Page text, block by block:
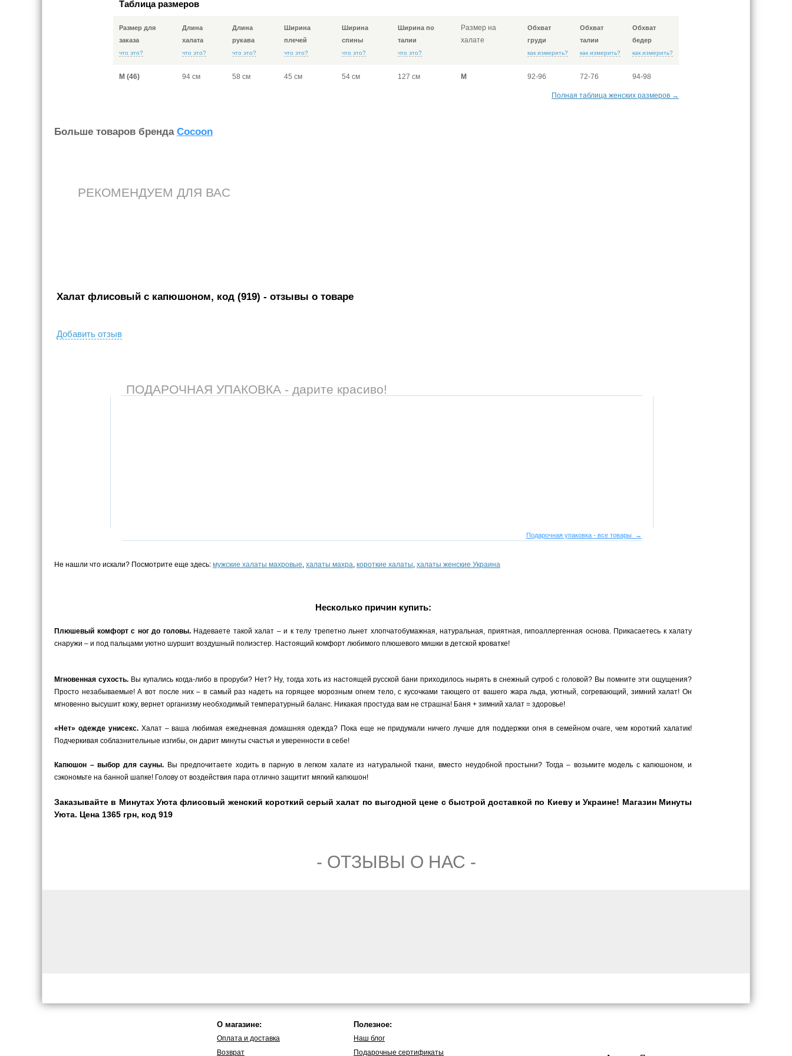
Таблица размеров
Размер для
заказа
что это?
Длина
халата
что это?
Длина
рукава
что это?
Ширина
плечей
что это?
Ширина
спины
что это?
Ширина по
талии
что это?
Размер на
халате
Обхват
груди
как измерить?
Обхват
талии
как измерить?
Обхват
бедер
как измерить?
M (46) 94 см 58 см 45 см 54 см 127 см M 92-96 72-76 94-98
Полная таблица женских размеров →
Больше товаров бренда Cocoon
РЕКОМЕНДУЕМ ДЛЯ ВАС
Халат флисовый с капюшоном, код (919) - отзывы о товаре
Добавить отзыв
ПОДАРОЧНАЯ УПАКОВКА - дарите красиво!
Подарочная упаковка - все товары →
Не нашли что искали? Посмотрите еще здесь: мужские халаты махровые, халаты махра, короткие халаты, халаты женские Украина
Несколько причин купить:
Плюшевый комфорт с ног до головы.Надеваете такой халат – и к телу трепетно льнет хлопчатобумажная, натуральная, приятная, гипоаллергенная основа. Прикасаетесь к халату
снаружи – и под пальцами уютно шуршит воздушный полиэстер. Настоящий комфорт любимого плюшевого мишки в детской кроватке!
Мгновенная сухость.Вы купались когда-либо в проруби? Нет? Ну, тогда хоть из настоящей русской бани приходилось нырять в снежный сугроб с головой? Вы помните эти ощущения?
Просто незабываемые! А вот после них – в самый раз надеть на горящее морозным огнем тело, с кусочками тающего от вашего жара льда, уютный, согревающий, зимний халат! Он
мгновенно высушит кожу, вернет организму необходимый температурный баланс. Никакая простуда вам не страшна! Баня + зимний халат = здоровье!
«Нет» одежде унисекс.Халат – ваша любимая ежедневная домашняя одежда? Пока еще не придумали ничего лучше для поддержки огня в семейном очаге, чем короткий халатик!
Подчеркивая соблазнительные изгибы, он дарит минуты счастья и уверенности в себе!
Капюшон – выбор для сауны. Вы предпочитаете ходить в парную в легком халате из натуральной ткани, вместо неудобной простыни? Тогда – возьмите модель с капюшоном, и
сэкономьте на банной шапке! Голову от воздействия пара отлично защитит мягкий капюшон!
Заказывайте в Минутах Уюта флисовый женский короткий серый халат по выгодной цене с быстрой доставкой по Киеву и Украине! Магазин Минуты
Уюта. Цена 1365 грн, код 919
- ОТЗЫВЫ О НАС -
О магазине:
Оплата и доставка
Возврат
Полезное:
Наш блог
Подарочные сертификаты